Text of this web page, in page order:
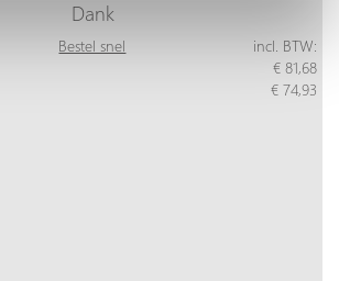
Dank
Bestel snel
incl. BTW:
€ 81,68
€ 74,93